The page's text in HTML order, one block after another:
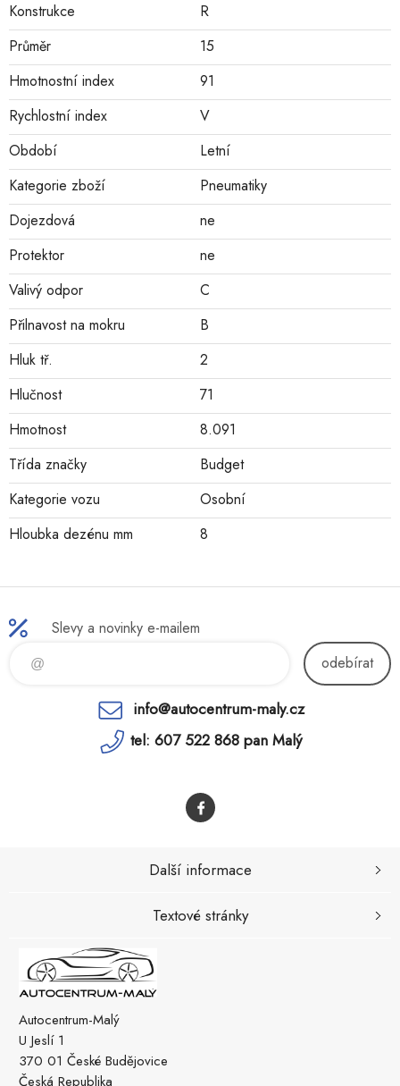
Konstrukce
R
Průměr
15
Hmotnostní index
91
Rychlostní index
V
Období
Letní
Kategorie zboží
Pneumatiky
Dojezdová
ne
Protektor
ne
Valivý odpor
C
Přilnavost na mokru
B
Hluk tř.
2
Hlučnost
71
Hmotnost
8.091
Třída značky
Budget
Kategorie vozu
Osobní
Hloubka dezénu mm
8
Slevy a novinky e-mailem
odebírat
info@autocentrum-maly.cz
tel: 607 522 868 pan Malý
Autocentrum-Malý
U Jeslí 1
370 01 České Budějovice
Česká Republika
Další informace
Textové stránky